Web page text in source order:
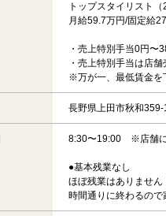
トップスタイリスト（
月給59.7万円/固定給
・売上特別手当0円〜
・売上特別手当は店
※万が一、最低賃金を
長野県上田市秋和359-
8:30〜19:00 ※店舗
●基本残業なし
ほぼ残業はありません
時間通りに終わるので